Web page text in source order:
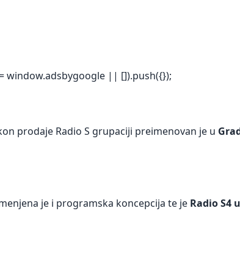
window.adsbygoogle || []).push({});
prodaje Radio S grupaciji preimenovan je u
je i programska koncepcija te je Radio S4